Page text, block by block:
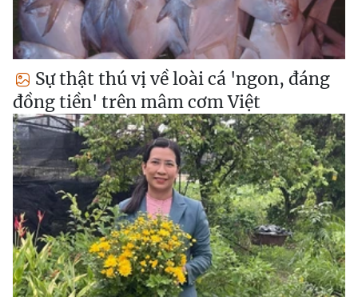
Sự thật thú vị về loài cá 'ngon, đáng
đồng tiền' trên mâm cơm Việt